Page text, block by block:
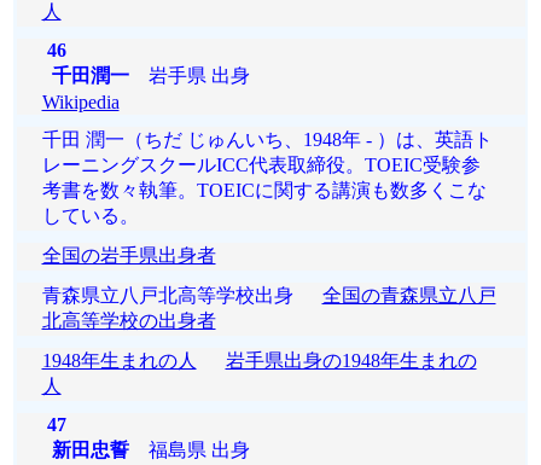
人
46
千田潤一岩手県 出身
Wikipedia
千田 潤一（ちだ じゅんいち、1948年 - ）は、英語ト
レーニングスクールICC代表取締役。TOEIC受験参
考書を数々執筆。TOEICに関する講演も数多くこな
している。
全国の岩手県出身者
青森県立八戸北高等学校出身 全国の青森県立八戸
北高等学校の出身者
1948年生まれの人
岩手県出身の1948年生まれの
人
47
新田忠誓福島県 出身